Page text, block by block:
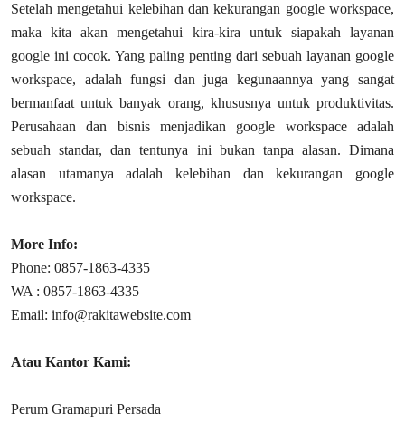
Setelah mengetahui kelebihan dan kekurangan google workspace,
maka kita akan mengetahui kira-kira untuk siapakah layanan
google ini cocok. Yang paling penting dari sebuah layanan google
workspace, adalah fungsi dan juga kegunaannya yang sangat
bermanfaat untuk banyak orang, khususnya untuk produktivitas.
Perusahaan dan bisnis menjadikan google workspace adalah
sebuah standar, dan tentunya ini bukan tanpa alasan. Dimana
alasan utamanya adalah kelebihan dan kekurangan google
workspace.
More Info:
Phone: 0857-1863-4335
WA : 0857-1863-4335
Email: info@rakitawebsite.com
Atau Kantor Kami:
Perum Gramapuri Persada